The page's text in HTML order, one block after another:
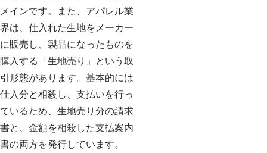
メインです。また、アパレル業
界は、仕入れた生地をメーカー
に販売し、製品になったものを
購入する「生地売り」という取
引形態があります。基本的には
仕入分と相殺し、支払いを行っ
ているため、生地売り分の請求
書と、金額を相殺した支払案内
書の両方を発行しています。